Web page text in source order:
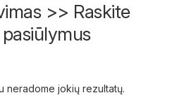
>> Raskite
neradome jokių rezultatų.